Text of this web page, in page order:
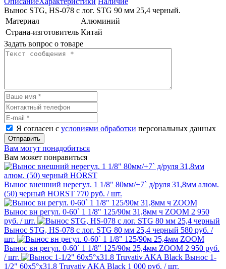
Вынос STG, HS-078 с лог. STG 90 мм 25,4 черный.
Материал
Алюминий
Страна-изготовитель Китай
Задать вопрос о товаре
Я согласен с условиями обработки персональных данных
Отправить
Вам могут понадобиться
Вам может понравиться
Вынос внешний нерегул. 1 1/8" 80мм/+7` д/руля 31,8мм алюм.
(50) черный HORST 770 руб. / шт.
Вынос вн регул. 0-60` 1 1/8" 125/90м 31,8мм ч ZOOM 2 950
руб. / шт.
Вынос STG, HS-078 с лог. STG 80 мм 25,4 черный 580 руб. /
шт.
Вынос вн регул. 0-60` 1 1/8" 125/90м 25,4мм ZOOM 2 950 руб.
/ шт.
Вынос 1-
1/2" 60x5°x31.8 Truvativ AKA Black 1 000 руб. / шт.